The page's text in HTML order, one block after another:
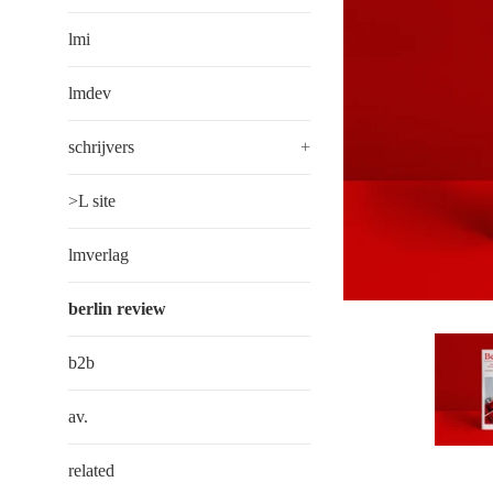
lmi
lmdev
schrijvers +
>L site
lmverlag
berlin review
b2b
av.
related